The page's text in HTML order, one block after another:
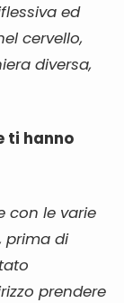
ed
cervello,
diversa,
ti hanno
con le varie
prima di
prendere